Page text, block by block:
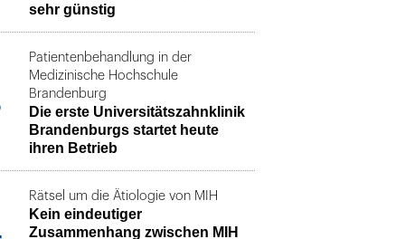
sehr günstig
Patientenbehandlung in der
Medizinische Hochschule
Brandenburg
Die erste Universitätszahnklinik
Brandenburgs startet heute
ihren Betrieb
Rätsel um die Ätiologie von MIH
Kein eindeutiger
Zusammenhang zwischen MIH